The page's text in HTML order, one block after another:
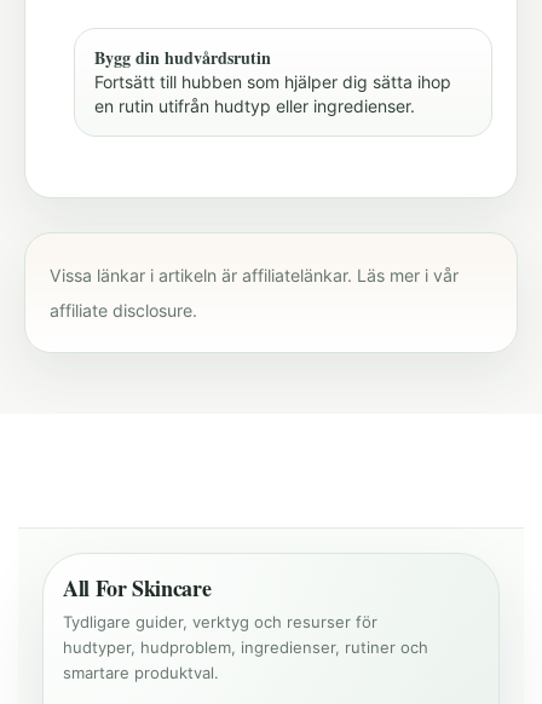
Bygg din hudvårdsrutin
Fortsätt till hubben som hjälper dig sätta ihop
en rutin utifrån hudtyp eller ingredienser.
Vissa länkar i artikeln är affiliatelänkar. Läs mer i vår
affiliate disclosure.
All For Skincare
Tydligare guider, verktyg och resurser för
hudtyper, hudproblem, ingredienser, rutiner och
smartare produktval.